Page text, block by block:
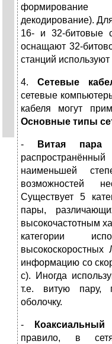
декодирование).
16- и 32-битовые
оснащают 32-
станций
4. Сетевые
сетевые
кабеля могут
Основные типы
- Витая пара
наименьшей
возможностей
Существует 5
пары,
высокочастотным
категории
информацию со
с). Иногда
т.е. витую пару,
оболочку.
- Коаксиальный
правило, в